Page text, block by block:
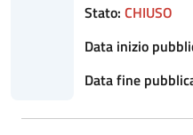
Stato: CHIUSO
Data inizio
Data fine